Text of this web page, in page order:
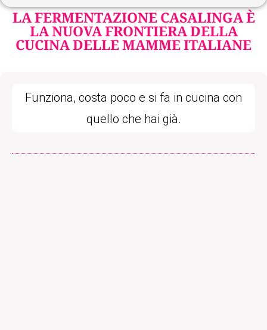
LA FERMENTAZIONE CASALINGA È
LA NUOVA FRONTIERA DELLA
CUCINA DELLE MAMME ITALIANE
Funziona, costa poco e si fa in cucina con
quello che hai già.